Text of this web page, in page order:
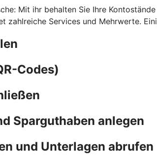
Mit ihr behalten Sie Ihre
zahlreiche Services und Mehrwerte.
Codes)
Sparguthaben anlegen
und Unterlagen abrufen